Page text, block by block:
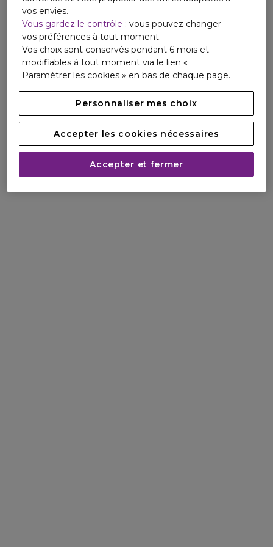
vos envies.
Vous gardez le contrôle : vous pouvez changer
vos préférences à tout moment.
Vos choix sont conservés pendant 6 mois et
modifiables à tout moment via le lien «
Paramétrer les cookies » en bas de chaque page.
Personnaliser mes choix
Accepter les cookies nécessaires
Accepter et fermer